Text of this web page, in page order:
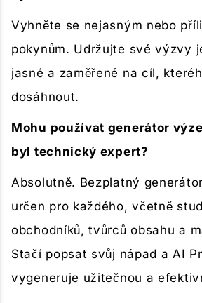
Vyhněte se nejasným nebo
pokynům. Udržujte své výzvy
jasné a zaměřené na cíl,
dosáhnout.
Mohu používat generátor
byl technický expert?
Absolutně. Bezplatný
určen pro každého, včetně
obchodníků, tvůrců obsahu a
Stačí popsat svůj nápad a AI
vygeneruje užitečnou a